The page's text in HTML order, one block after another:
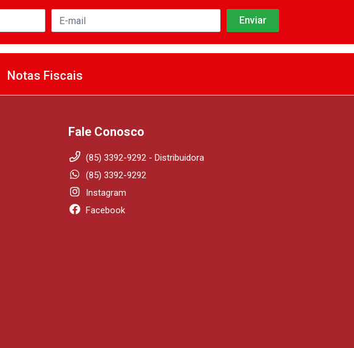
Notas Fiscais
Fale Conosco
(85) 3392-9292 - Distribuidora
(85) 3392-9292
Instagram
Facebook